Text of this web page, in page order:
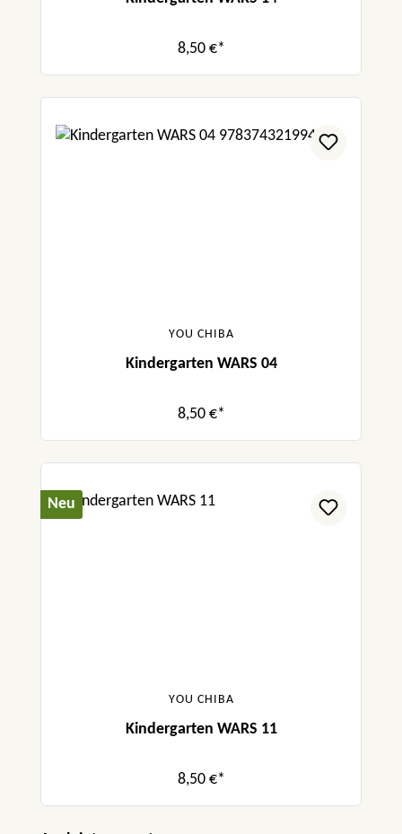
8,50 €*
YOU CHIBA
Kindergarten WARS 04
8,50 €*
Neu
YOU CHIBA
Kindergarten WARS 11
8,50 €*